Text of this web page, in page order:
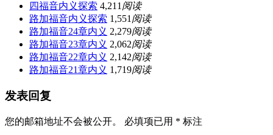
四福音内义探索 4,211 阅读
路加福音内义探索 1,551 阅读
路加福音24章内义 2,279阅读
路加福音23章内义 2,062阅读
路加福音22章内义 2,142阅读
路加福音21章内义 1,719阅读
发表回复
您的邮箱地址不会被公开。 必填项已用 * 标注